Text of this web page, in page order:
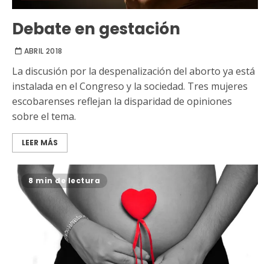
Debate en gestación
ABRIL 2018
La discusión por la despenalización del aborto ya está
instalada en el Congreso y la sociedad. Tres mujeres
escobarenses reflejan la disparidad de opiniones
sobre el tema.
LEER MÁS
8 min de lectura